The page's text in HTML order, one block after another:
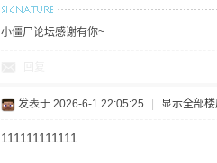
小僵尸论坛感谢有你~
发表于 2026-6-1 22:05:25 显示全部
111111111111